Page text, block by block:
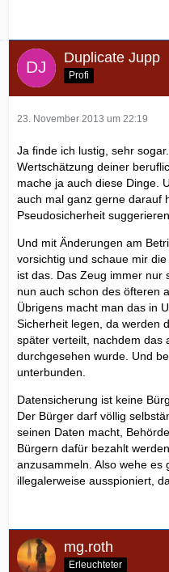
Duplicate Jupp
Profi
23. November 2013 um 22:19
Ja finde ich lustig, sehr
Wertschätzung deiner
mache ja auch diese Dinge.
auch mal ganz gerne darauf
Pseudosicherheit
Und mit Änderungen am
vorsichtig und schaue mir
ist das. Das Zeug immer nur
nun auch schon des öfteren
Übrigens macht man das in
Sicherheit legen, da werden
später verteilt, nachdem das
durchgesehen wurde. Und
unterbunden.
Datensicherung ist keine
Der Bürger darf völlig
seinen Daten macht,
Bürgern dafür bezahlt
anzusammeln. Also wehe es
illegalerweise ausspioniert,
mg.roth
Erleuchteter